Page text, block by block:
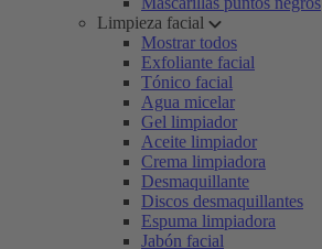
Limpieza facial
Mostrar todos
Exfoliante facial
Tónico facial
Agua micelar
Gel limpiador
Aceite limpiador
Crema limpiadora
Desmaquillante
Discos desmaquillantes
Espuma limpiadora
Jabón facial